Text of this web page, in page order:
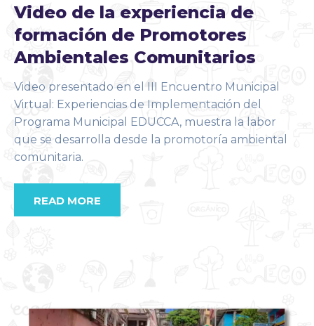
Video de la experiencia de
formación de Promotores
Ambientales Comunitarios
Video presentado en el III Encuentro Municipal
Virtual: Experiencias de Implementación del
Programa Municipal EDUCCA, muestra la labor
que se desarrolla desde la promotoría ambiental
comunitaria.
READ MORE